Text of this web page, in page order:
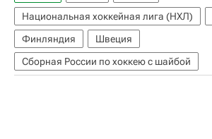
Национальная хоккейная лига (НХЛ)
Финляндия
Швеция
Сборная России по хоккею с шайбой